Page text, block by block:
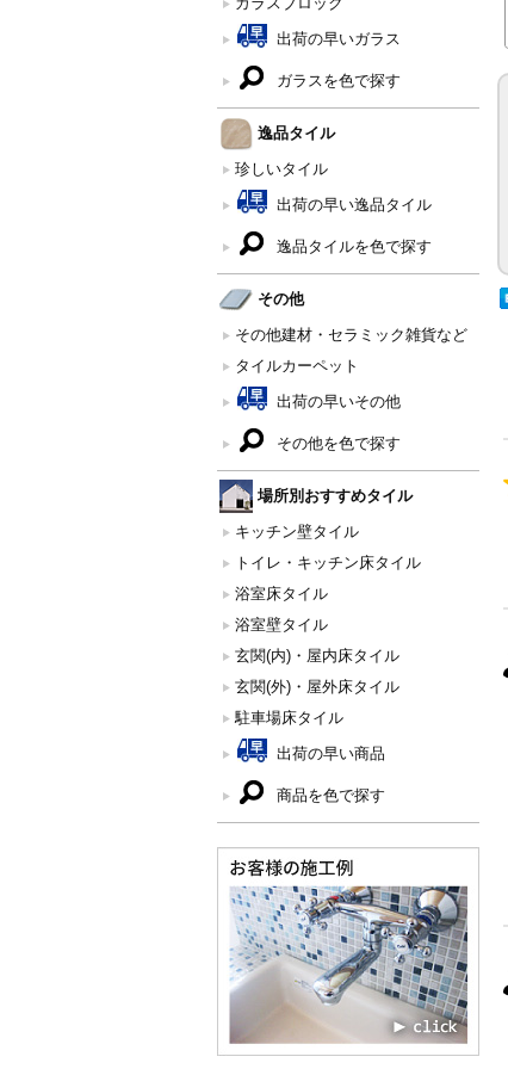
出荷の早いガラス
ガラスを色で探す
逸品タイル
珍しいタイル
出荷の早い逸品タイル
逸品タイルを色で探す
その他
その他建材・セラミック雑貨など
タイルカーペット
出荷の早いその他
その他を色で探す
場所別おすすめタイル
キッチン壁タイル
トイレ・キッチン床タイル
浴室床タイル
浴室壁タイル
玄関(内)・屋内床タイル
玄関(外)・屋外床タイル
駐車場床タイル
出荷の早い商品
商品を色で探す